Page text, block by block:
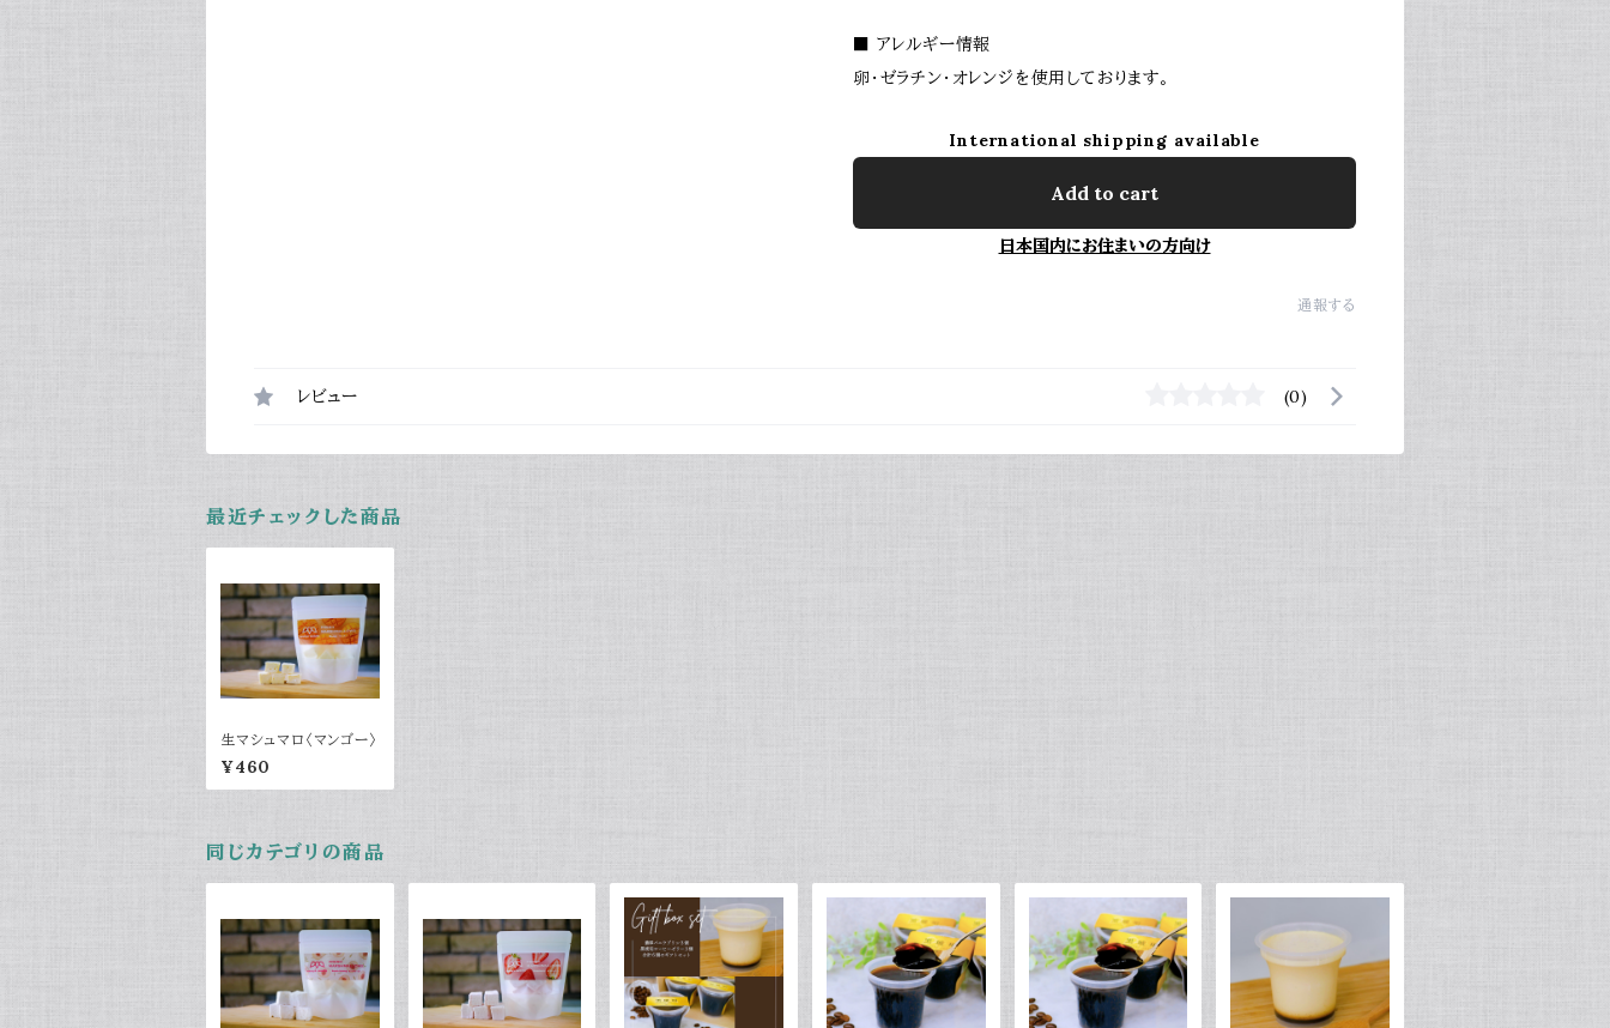
■ アレルギー情報
卵・ゼラチン・オレンジを使用しております。
International shipping available
Add to cart
日本国内にお住まいの方向け
通報する
レビュー (0)
最近チェックした商品
生マシュマロ〈マンゴー〉
¥460
同じカテゴリの商品